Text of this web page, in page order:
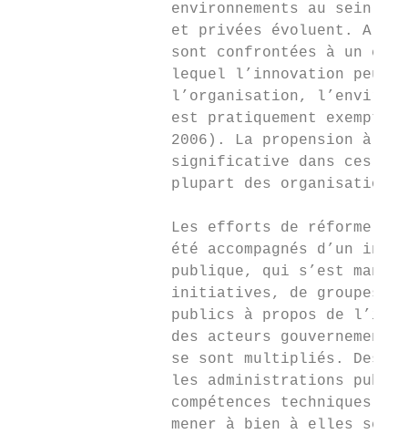
environnements au sein
et privées évoluent.
sont confrontées à un
lequel l’innovation peut
l’organisation,
est pratiquement exempt
2006). La propension à
significative dans ces
plupart des
Les efforts de réforme
été accompagnés d’un
publique, qui s’est
initiatives, de groupes
publics à propos de
des acteurs
se sont multipliés. Des
les administrations
compétences techniques
mener à bien à elles